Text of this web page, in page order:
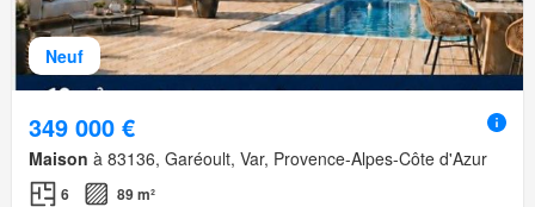
Neuf
349 000 €
Maison à 83136, Garéoult, Var, Provence-Alpes-Côte d'Azur
6 89 m²